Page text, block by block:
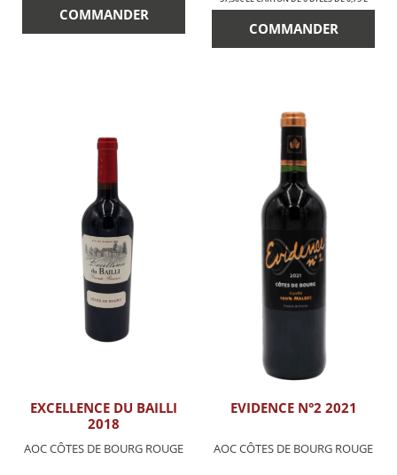
COMMANDER
COMMANDER
EXCELLENCE DU BAILLI
2018
AOC CÔTES DE BOURG ROUGE
EVIDENCE N°2 2021
AOC CÔTES DE BOURG ROUGE